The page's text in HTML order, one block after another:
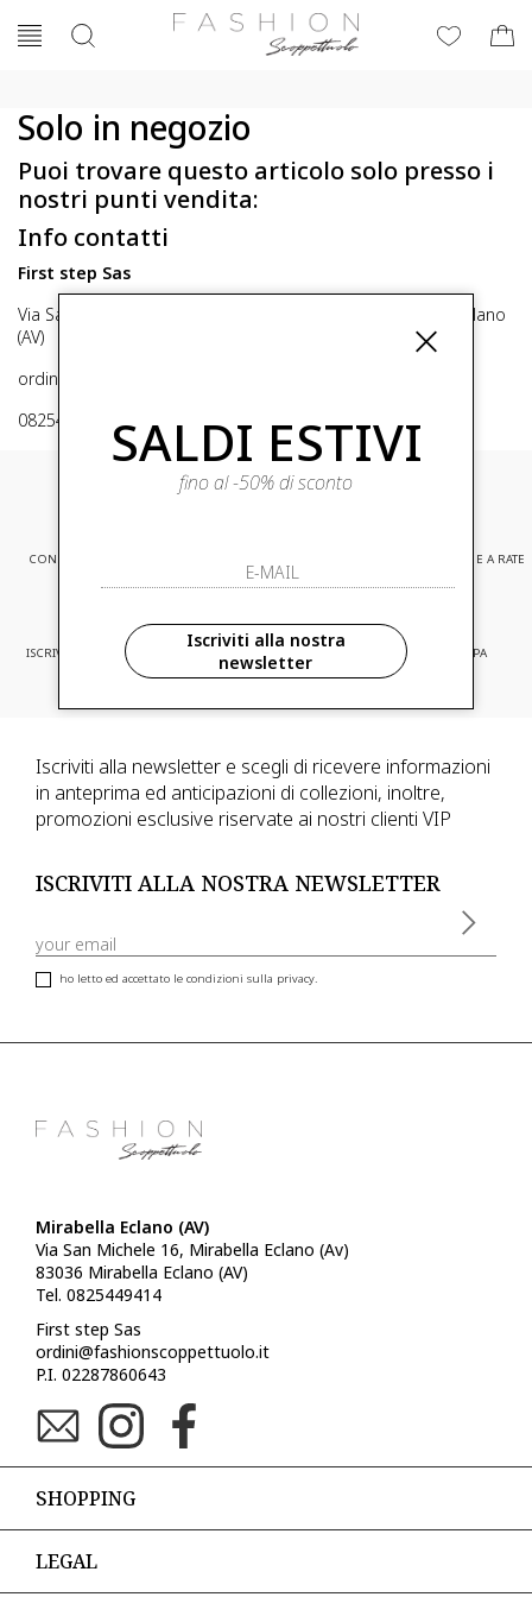
Solo in negozio
Puoi trovare questo articolo solo presso i
nostri punti vendita:
Info contatti
First step Sas
Via San Michele 16, Mirabella Eclano (Av) 83036 Mirabella Eclano
(AV)
ordini@fashionscoppettuolo.it
0825449414
CONSEGNA EXPRESS PAGAMENTI SICURI E A RATE
ISCRIVITI ED ACCEDI A PROMOZIONI
RISERVATE
CONSEGNA IN TUTTA EUROPA
Iscriviti alla newsletter e scegli di ricevere informazioni
in anteprima ed anticipazioni di collezioni, inoltre,
promozioni esclusive riservate ai nostri clienti VIP
ISCRIVITI ALLA NOSTRA NEWSLETTER
ho letto ed accettato le condizioni sulla privacy.
Mirabella Eclano (AV)
Via San Michele 16, Mirabella Eclano (Av)
83036 Mirabella Eclano (AV)
Tel. 0825449414
First step Sas
ordini@fashionscoppettuolo.it
P.I. 02287860643
SHOPPING
LEGAL
SALDI ESTIVI
fino al -50% di sconto
Iscriviti alla nostra
newsletter